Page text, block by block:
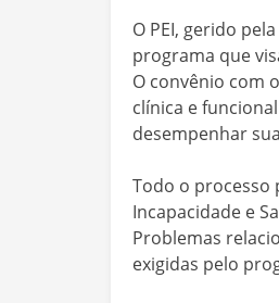
O PEI, gerido
programa que
O convênio com
clínica e
desempenhar
Todo o processo
Incapacidade e
Problemas
exigidas pelo